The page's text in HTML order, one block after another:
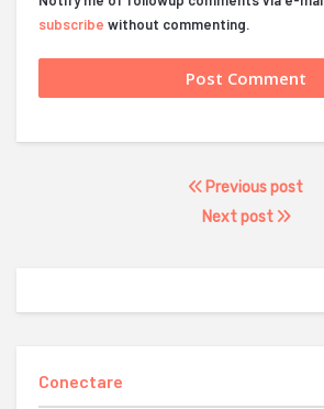
subscribe without commenting.
Previous post
Next post
Conectare